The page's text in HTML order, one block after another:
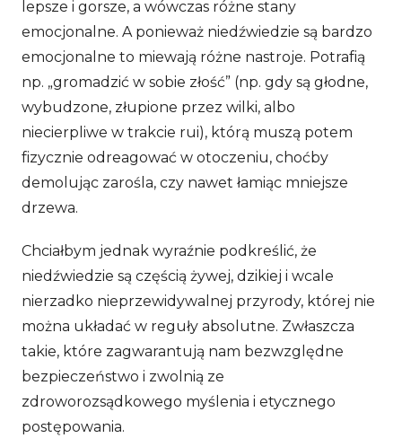
lepsze i gorsze, a wówczas różne stany
emocjonalne. A ponieważ niedźwiedzie są bardzo
emocjonalne to miewają różne nastroje. Potrafią
np. „gromadzić w sobie złość” (np. gdy są głodne,
wybudzone, złupione przez wilki, albo
niecierpliwe w trakcie rui), którą muszą potem
fizycznie odreagować w otoczeniu, choćby
demolując zarośla, czy nawet łamiąc mniejsze
drzewa.
Chciałbym jednak wyraźnie podkreślić, że
niedźwiedzie są częścią żywej, dzikiej i wcale
nierzadko nieprzewidywalnej przyrody, której nie
można układać w reguły absolutne. Zwłaszcza
takie, które zagwarantują nam bezwzględne
bezpieczeństwo i zwolnią ze
zdroworozsądkowego myślenia i etycznego
postępowania.